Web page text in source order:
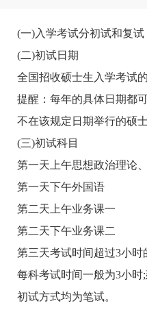
(一)入学考试分初试和复试
(二)初试日期
全国招收硕士生入学考试的
提醒：每年的具体日期都可
不在该规定日期举行的硕士
(三)初试科目
第一天上午思想政治理论、
第一天下午外国语
第二天上午业务课一
第二天下午业务课二
第三天考试时间超过3小时
每科考试时间一般为3小时;
初试方式均为笔试。